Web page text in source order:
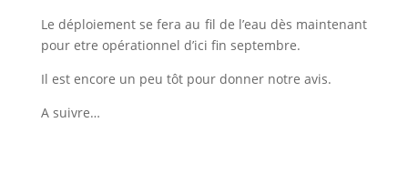
Le déploiement se fera au fil de l’eau dès maintenant
pour etre opérationnel d’ici fin septembre.
Il est encore un peu tôt pour donner notre avis.
A suivre…